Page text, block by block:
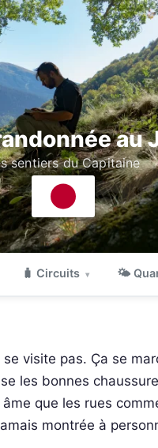
au
sentiers du Capitaine
🧳 Circuits ▾ 🌤
visite pas. Ça se
les bonnes
que les rues
montrée à